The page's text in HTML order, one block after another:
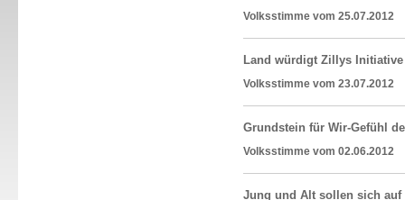
Volksstimme vom
Land würdigt Zillys
Volksstimme vom
Grundstein für Wir-Gefühl
Volksstimme vom
Jung und Alt sollen sich